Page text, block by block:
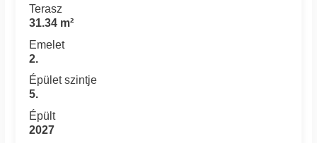
Terasz
31.34 m²
Emelet
2.
Épület szintje
5.
Épült
2027